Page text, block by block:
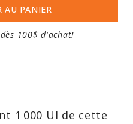
AU PANIER
100$ d'achat!
1 000 UI de cette